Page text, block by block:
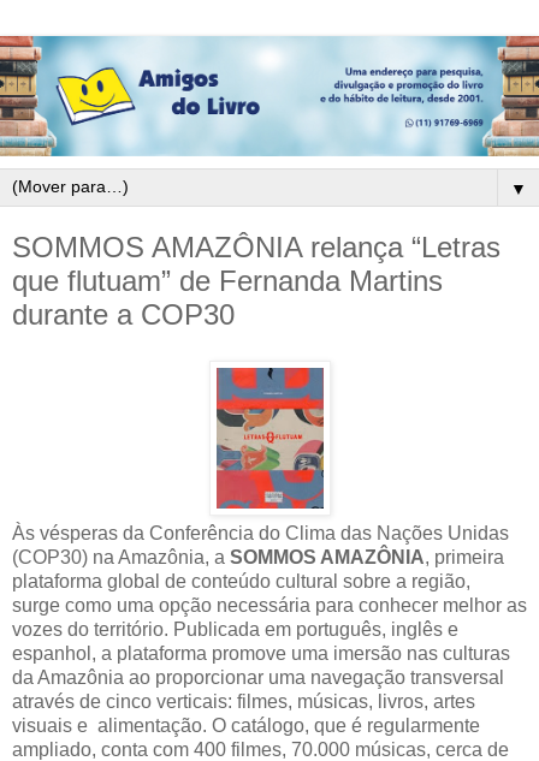
▼
SOMMOS AMAZÔNIA relança “Letras
que flutuam” de Fernanda Martins
durante a COP30
Às vésperas da Conferência do Clima das Nações Unidas
(COP30) na Amazônia, a SOMMOS AMAZÔNIA, primeira
plataforma global de conteúdo cultural sobre a região,
surge como uma opção necessária para conhecer melhor as
vozes do território. Publicada em português, inglês e
espanhol, a plataforma promove uma imersão nas culturas
da Amazônia ao proporcionar uma navegação transversal
através de cinco verticais: filmes, músicas, livros, artes
visuais e alimentação. O catálogo, que é regularmente
ampliado, conta com 400 filmes, 70.000 músicas, cerca de